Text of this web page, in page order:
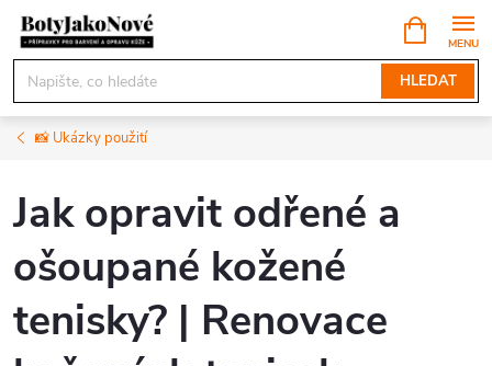
Přejít
obsah
HLEDAT
NÁKUPNÍ
KOŠÍK
📸 Ukázky použití
Jak opravit odřené a
ošoupané kožené
tenisky? | Renovace